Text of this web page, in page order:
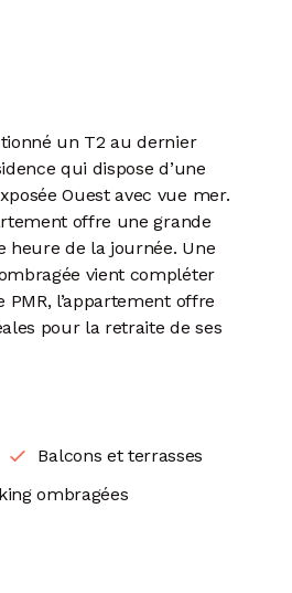
un T2 au dernier
qui dispose d’une
Ouest avec vue mer.
offre une grande
heure de la journée. Une
vient compléter
PMR, l’appartement offre
pour la retraite de ses
Balcons et terrasses
ombragées